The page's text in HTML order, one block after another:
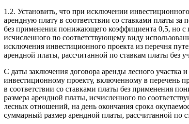
1.2. Установить, что при исключении
арендную плату в соответствии со ставками платы
без применения понижающего коэффициента 0,5, но с
исчисленного по соответствующему виду
исключения инвестиционного проекта из перечня
арендной платы, рассчитанной по ставкам платы без
С даты заключения договора аренды лесного участка
инвестиционному проекту, включенному в перечень
в соответствии со ставками платы без применения
размера арендной платы, исчисленного по
лесных отношений, на день окончания срока
суммарный размер арендной платы, рассчитанной по